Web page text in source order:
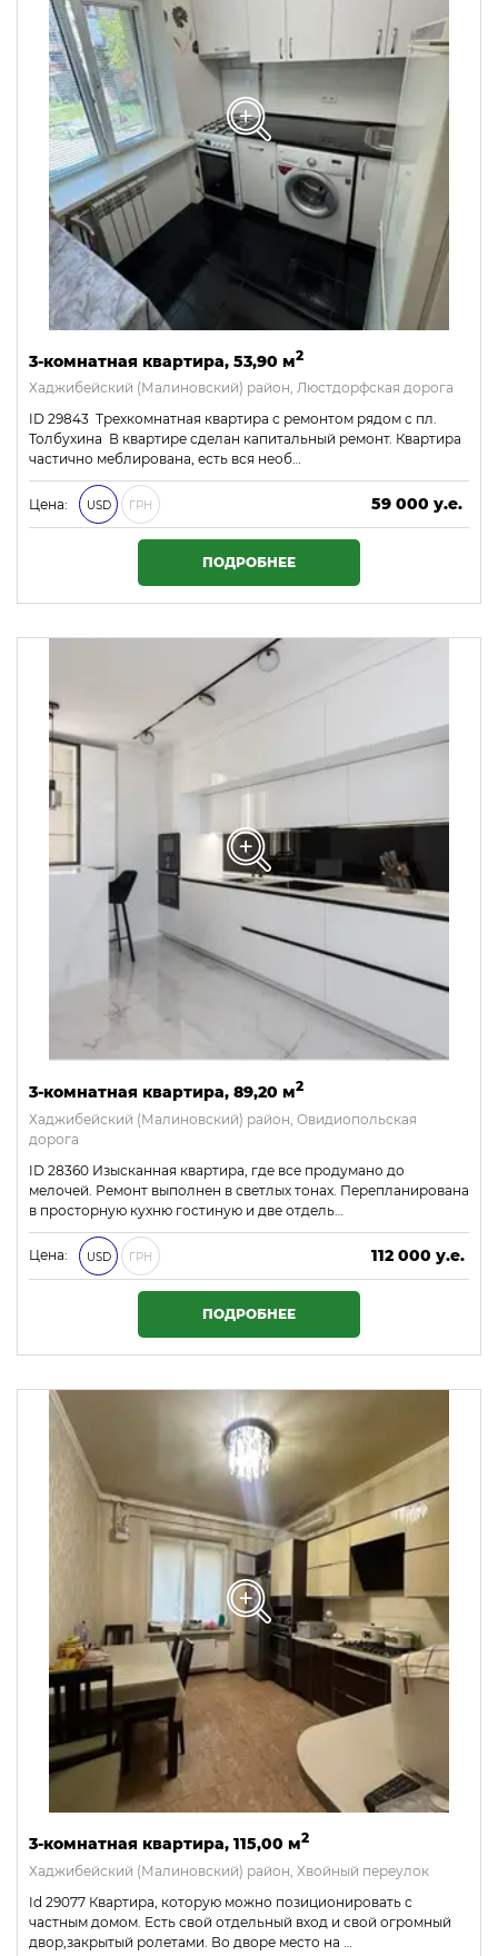
3-комнатная квартира, 53,90 м2
Хаджибейский (Малиновский) район, Люстдорфская дорога
ID 29843 Трехкомнатная квартира с ремонтом рядом с пл.
Толбухина В квартире сделан капитальный ремонт. Квартира
частично меблирована, есть вся необ…
Цена: USD ГРН
59 000 у.е.
2 537 000 ₴
ПОДРОБНЕЕ
3-комнатная квартира, 89,20 м2
Хаджибейский (Малиновский) район, Овидиопольская
дорога
ID 28360 Изысканная квартира, где все продумано до
мелочей. Ремонт выполнен в светлых тонах. Перепланирована
в просторную кухню гостиную и две отдель…
Цена: USD ГРН
112 000 у.е.
4 816 000 ₴
ПОДРОБНЕЕ
3-комнатная квартира, 115,00 м2
Хаджибейский (Малиновский) район, Хвойный переулок
Id 29077 Квартира, которую можно позиционировать с
частным домом. Есть свой отдельный вход и свой огромный
двор,закрытый ролетами. Во дворе место на …